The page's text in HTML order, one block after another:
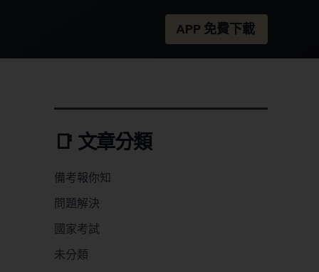
APP 免費下載
📑 文章分類
備考報你知
問題解決
國家考試
未分類